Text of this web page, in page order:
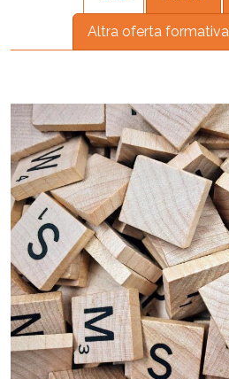
Altra oferta formativa